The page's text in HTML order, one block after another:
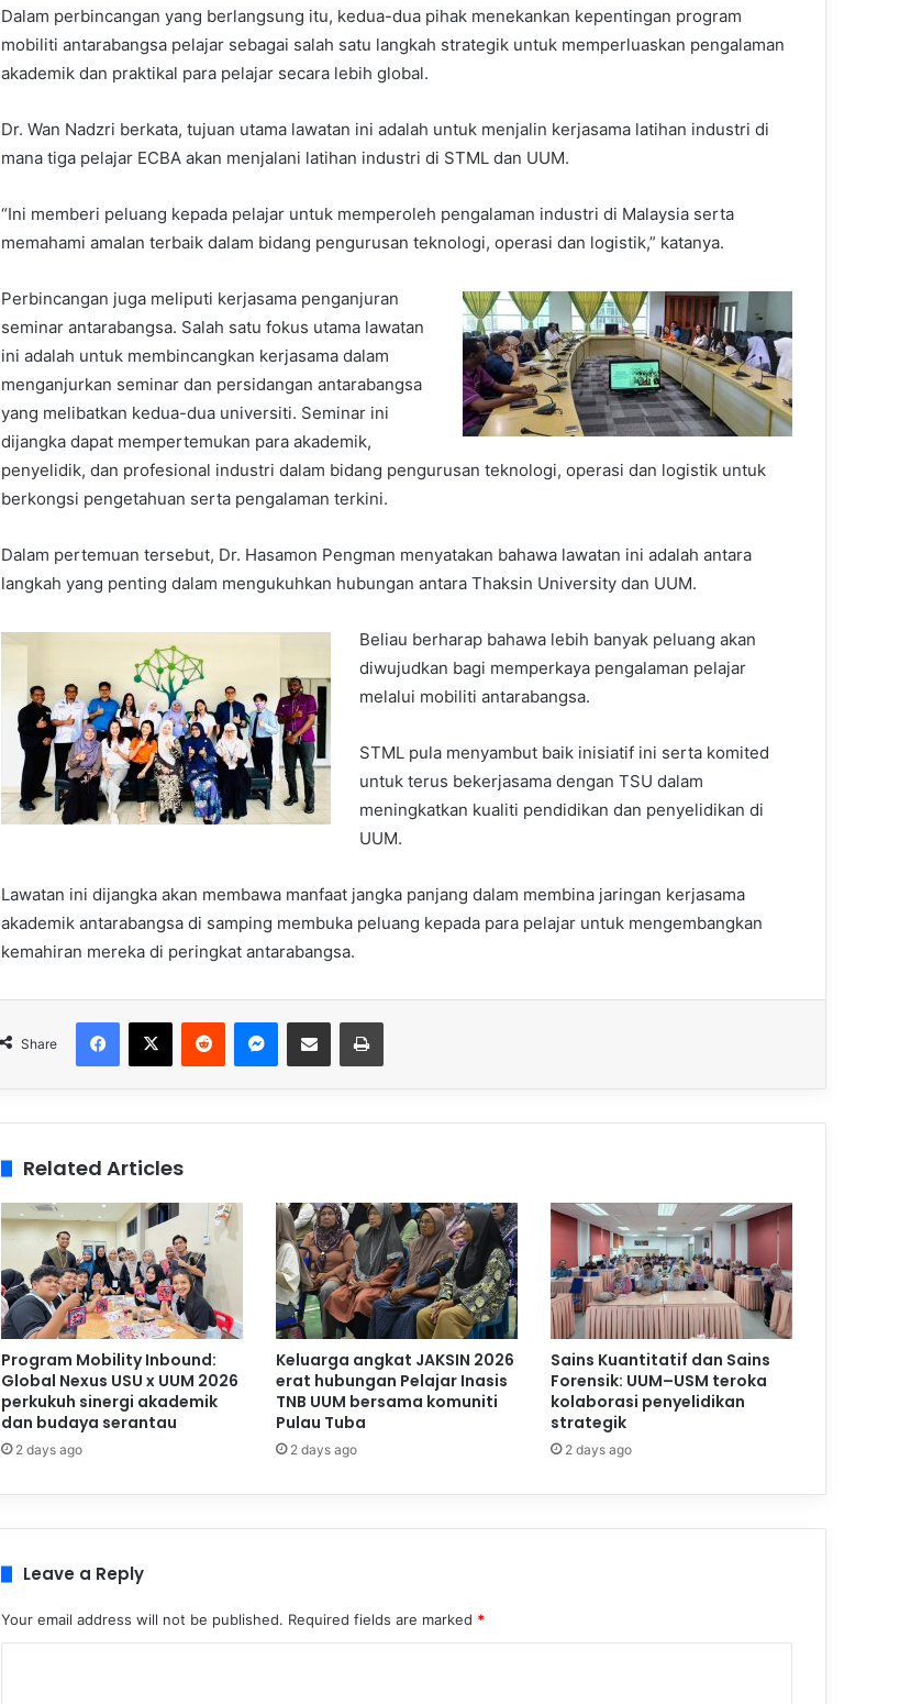
Dalam perbincangan yang berlangsung itu, kedua-dua pihak menekankan kepentingan program
mobiliti antarabangsa pelajar sebagai salah satu langkah strategik untuk memperluaskan pengalaman
akademik dan praktikal para pelajar secara lebih global.
Dr. Wan Nadzri berkata, tujuan utama lawatan ini adalah untuk menjalin kerjasama latihan industri di
mana tiga pelajar ECBA akan menjalani latihan industri di STML dan UUM.
“Ini memberi peluang kepada pelajar untuk memperoleh pengalaman industri di Malaysia serta
memahami amalan terbaik dalam bidang pengurusan teknologi, operasi dan logistik,” katanya.
Perbincangan juga meliputi kerjasama penganjuran
seminar antarabangsa. Salah satu fokus utama lawatan
ini adalah untuk membincangkan kerjasama dalam
menganjurkan seminar dan persidangan antarabangsa
yang melibatkan kedua-dua universiti. Seminar ini
dijangka dapat mempertemukan para akademik,
penyelidik, dan profesional industri dalam bidang pengurusan teknologi, operasi dan logistik untuk
berkongsi pengetahuan serta pengalaman terkini.
Dalam pertemuan tersebut, Dr. Hasamon Pengman menyatakan bahawa lawatan ini adalah antara
langkah yang penting dalam mengukuhkan hubungan antara Thaksin University dan UUM.
Beliau berharap bahawa lebih banyak peluang akan
diwujudkan bagi memperkaya pengalaman pelajar
melalui mobiliti antarabangsa.
STML pula menyambut baik inisiatif ini serta komited
untuk terus bekerjasama dengan TSU dalam
meningkatkan kualiti pendidikan dan penyelidikan di
UUM.
Lawatan ini dijangka akan membawa manfaat jangka panjang dalam membina jaringan kerjasama
akademik antarabangsa di samping membuka peluang kepada para pelajar untuk mengembangkan
kemahiran mereka di peringkat antarabangsa.
Share
Related Articles
Program Mobility Inbound:
Global Nexus USU x UUM 2026
perkukuh sinergi akademik
dan budaya serantau
2 days ago
Keluarga angkat JAKSIN 2026
erat hubungan Pelajar Inasis
TNB UUM bersama komuniti
Pulau Tuba
2 days ago
Sains Kuantitatif dan Sains
Forensik: UUM–USM teroka
kolaborasi penyelidikan
strategik
2 days ago
Leave a Reply
Your email address will not be published. Required fields are marked *